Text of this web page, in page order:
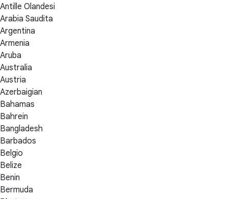
Antille Olandesi
Arabia Saudita
Argentina
Armenia
Aruba
Australia
Austria
Azerbaigian
Bahamas
Bahrein
Bangladesh
Barbados
Belgio
Belize
Benin
Bermuda